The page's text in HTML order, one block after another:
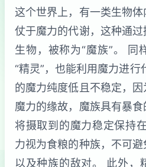
这个世界上，有一类生物
仗于魔力的代谢，这种通
生物，被称为“魔族”。 同
“精灵”，也能利用魔力进
的魔力纯度低且不稳定，
魔力的缘故，魔族具有暴
将摄取到的魔力稳定保持
力视为食粮的种族，不可避
以及种族的敌对。 此外，